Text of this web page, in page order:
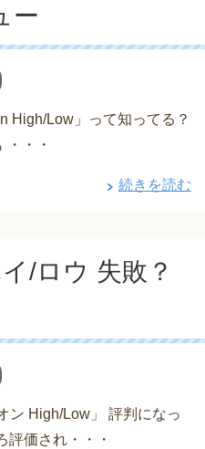
ー
High/Low」って知ってる？
・・
続きを読む
/ロウ 失敗？
ン High/Low」 評判になっ
評価され・・・